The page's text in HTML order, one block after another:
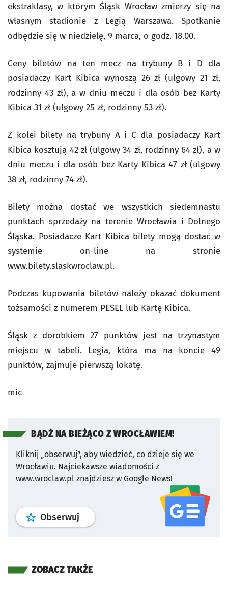
ekstraklasy, w którym Śląsk Wrocław zmierzy się na
własnym stadionie z Legią Warszawa. Spotkanie
odbędzie się w niedzielę, 9 marca, o godz. 18.00.
Ceny biletów na ten mecz na trybuny B i D dla
posiadaczy Kart Kibica wynoszą 26 zł (ulgowy 21 zł,
rodzinny 43 zł), a w dniu meczu i dla osób bez Karty
Kibica 31 zł (ulgowy 25 zł, rodzinny 53 zł).
Z kolei bilety na trybuny A i C dla posiadaczy Kart
Kibica kosztują 42 zł (ulgowy 34 zł, rodzinny 64 zł), a w
dniu meczu i dla osób bez Karty Kibica 47 zł (ulgowy
38 zł, rodzinny 74 zł).
Bilety można dostać we wszystkich siedemnastu
punktach sprzedaży na terenie Wrocławia i Dolnego
Śląska. Posiadacze Kart Kibica bilety mogą dostać w
systemie on-line na stronie
www.bilety.slaskwroclaw.pl.
Podczas kupowania biletów należy okazać dokument
tożsamości z numerem PESEL lub Kartę Kibica.
Śląsk z dorobkiem 27 punktów jest na trzynastym
miejscu w tabeli. Legia, która ma na koncie 49
punktów, zajmuje pierwszą lokatę.
mic
BĄDŹ NA BIEŻĄCO Z WROCŁAWIEM!
Kliknij „obserwuj”, aby wiedzieć, co dzieje się we
Wrocławiu. Najciekawsze wiadomości z
www.wroclaw.pl znajdziesz w Google News!
Obserwuj profil serwisu
ZOBACZ TAKŻE